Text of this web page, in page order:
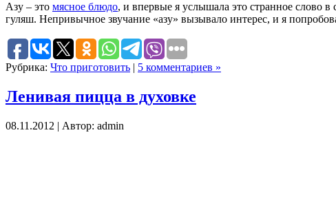
Азу – это мясное блюдо, и впервые я услышала это странное слово
гуляш. Непривычное звучание «азу» вызывало интерес, и я
Рубрика: Что приготовить | 5 комментариев »
Ленивая пицца в духовке
08.11.2012 | Автор: admin